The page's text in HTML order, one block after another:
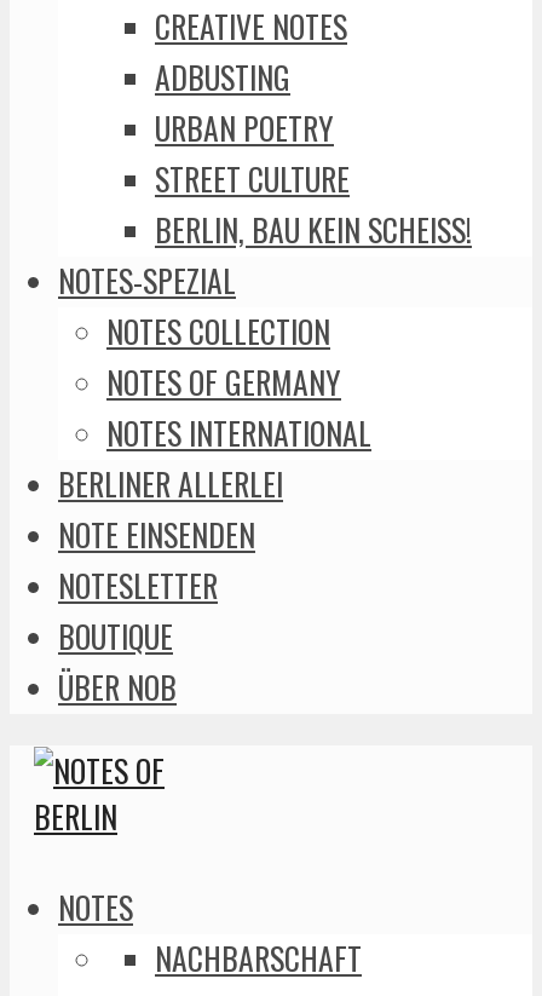
CREATIVE NOTES
ADBUSTING
URBAN POETRY
STREET CULTURE
BERLIN, BAU KEIN SCHEISS!
NOTES-SPEZIAL
NOTES COLLECTION
NOTES OF GERMANY
NOTES INTERNATIONAL
BERLINER ALLERLEI
NOTE EINSENDEN
NOTESLETTER
BOUTIQUE
ÜBER NOB
NOTES
NACHBARSCHAFT